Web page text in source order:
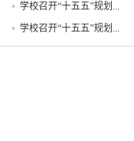
学校召开“十五五”规划...
学校召开“十五五”规划...